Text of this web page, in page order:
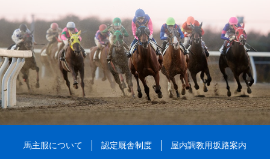
馬主服について 認定厩舎制度 屋内調教用坂路案内